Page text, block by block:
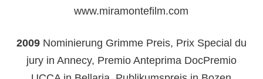
www.miramontefilm.com
2009Nominierung Grimme Preis, Prix Special du
jury in Annecy, Premio Anteprima DocPremio